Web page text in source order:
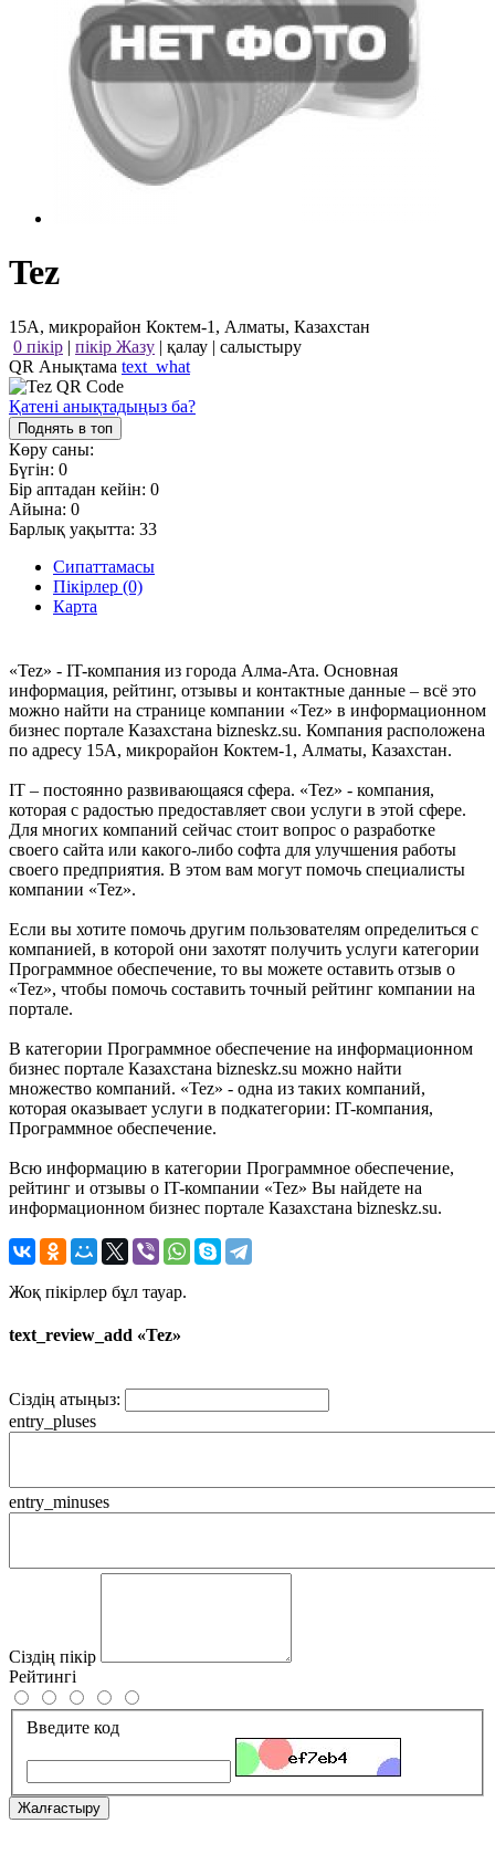
Tez
15А, микрорайон Коктем-1, Алматы, Казахстан
0 пікір | пікір Жазу | қалау | салыстыру
QR Анықтама text_what
Қатені анықтадыңыз ба?
Поднять в топ
Көру саны:
Бүгін: 0
Бір аптадан кейін: 0
Айына: 0
Барлық уақытта: 33
Сипаттамасы
Пікірлер (0)
Карта
«Tez» - IT-компания из города Алма-Ата. Основная
информация, рейтинг, отзывы и контактные данные – всё это
можно найти на странице компании «Tez» в информационном
бизнес портале Казахстана bizneskz.su. Компания расположена
по адресу 15А, микрорайон Коктем-1, Алматы, Казахстан.
IT – постоянно развивающаяся сфера. «Tez» - компания,
которая с радостью предоставляет свои услуги в этой сфере.
Для многих компаний сейчас стоит вопрос о разработке
своего сайта или какого-либо софта для улучшения работы
своего предприятия. В этом вам могут помочь специалисты
компании «Tez».
Если вы хотите помочь другим пользователям определиться с
компанией, в которой они захотят получить услуги категории
Программное обеспечение, то вы можете оставить отзыв о
«Tez», чтобы помочь составить точный рейтинг компании на
портале.
В категории Программное обеспечение на информационном
бизнес портале Казахстана bizneskz.su можно найти
множество компаний. «Tez» - одна из таких компаний,
которая оказывает услуги в подкатегории: IT-компания,
Программное обеспечение.
Всю информацию в категории Программное обеспечение,
рейтинг и отзывы о IT-компании «Tez» Вы найдете на
информационном бизнес портале Казахстана bizneskz.su.
Жоқ пікірлер бұл тауар.
text_review_add «Tez»
Сіздің атыңыз:
entry_pluses
entry_minuses
Сіздің пікір
Рейтингі
Введите код
Жалғастыру